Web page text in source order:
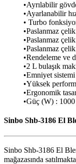
•Ayrılabilir
•Ayarlanabilir
• Turbo
•Paslanmaz
•Paslanmaz
•Paslanmaz
•Rendeleme ve
•2 L bulaşık
•Emniyet sistemi
•Yüksek
•Ergonomik
•Güç (W) : 1000
Sinbo Shb-3186 El
Sinbo Shb-3186 El
mağazasında